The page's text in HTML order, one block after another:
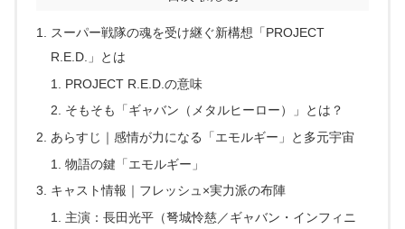
スーパー戦隊の魂を受け継ぐ新構想「PROJECT
R.E.D.」とは
PROJECT R.E.D.の意味
そもそも「ギャバン（メタルヒーロー）」とは？
あらすじ｜感情が力になる「エモルギー」と多元宇宙
物語の鍵「エモルギー」
キャスト情報｜フレッシュ×実力派の布陣
主演：長田光平（弩城怜慈／ギャバン・インフィニ